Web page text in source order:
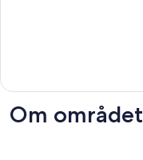
Om området